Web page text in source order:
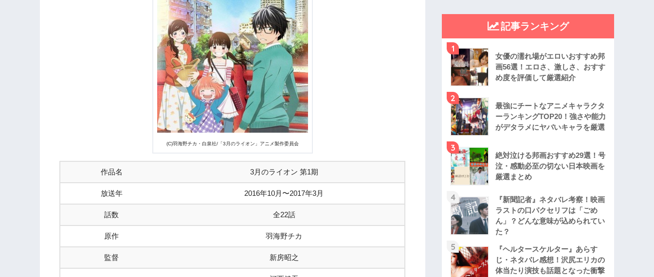
勝ち負けのある職業の残酷さ
4.『3月のライオン』第1期まとめ
(C)羽海野チカ・白泉社/「3月のライオン」アニメ製作委員会
作品名 3月のライオン 第1期
放送年 2016年10月〜2017年3月
話数 全22話
原作 羽海野チカ
監督 新房昭之
記事ランキング
1
女優の濡れ場がエロいおすすめ邦
画56選！エロさ、激しさ、おすす
め度を評価して厳選紹介
2
最強にチートなアニメキャラクタ
ーランキングTOP20！強さや能力
がデタラメにヤバいキャラを厳選
3
絶対泣ける邦画おすすめ29選！号
泣・感動必至の切ない日本映画を
厳選まとめ
4
『新聞記者』ネタバレ考察！映画
ラストの口パクセリフは「ごめ
ん」？どんな意味が込められてい
た？
5
『ヘルタースケルター』あらす
じ・ネタバレ感想！沢尻エリカの
体当たり演技も話題となった衝撃